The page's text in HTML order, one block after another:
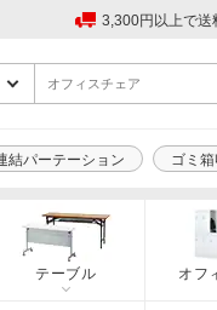
3,300円以上で送
結パーテーション ゴミ
テーブル オフ